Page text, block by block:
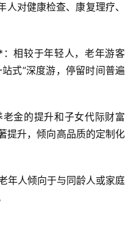
对健康检查、康复理疗、
相较于年轻人，老年游客
式”深度游，停留时间普遍
金的提升和子女代际财富
提升，倾向高品质的定制化
年人倾向于与同龄人或家庭